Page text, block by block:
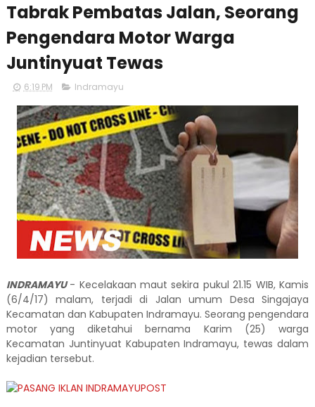
Tabrak Pembatas Jalan, Seorang
Pengendara Motor Warga
Juntinyuat Tewas
6:19 PM Indramayu
INDRAMAYU- Kecelakaan maut sekira pukul 21.15 WIB, Kamis
(6/4/17) malam, terjadi di Jalan umum Desa Singajaya
Kecamatan dan Kabupaten Indramayu. Seorang pengendara
motor yang diketahui bernama Karim (25) warga
Kecamatan Juntinyuat Kabupaten Indramayu, tewas dalam
kejadian tersebut.